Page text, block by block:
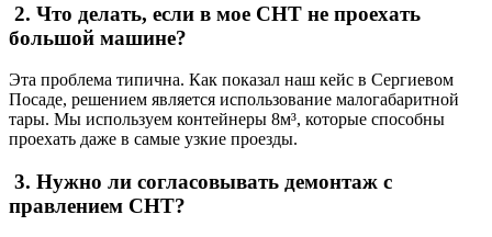
2. Что делать, если в мое СНТ не проехать
большой машине?
Эта проблема типична. Как показал наш кейс в Сергиевом
Посаде, решением является использование малогабаритной
тары. Мы используем контейнеры 8м³, которые способны
проехать даже в самые узкие проезды.
3. Нужно ли согласовывать демонтаж с
правлением СНТ?